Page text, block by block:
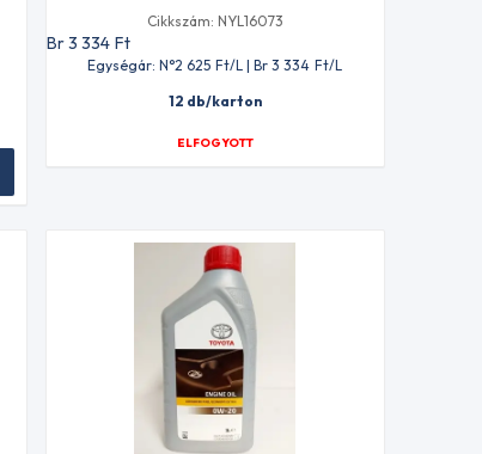
Cikkszám: NYL16073
Br 3 334 Ft
Egységár: N°2 625 Ft/L | Br 3 334 Ft/L
12 db/karton
ELFOGYOTT